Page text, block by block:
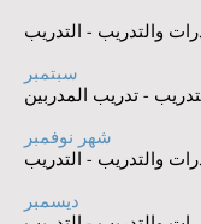
والتدريب - التدريب
سبتمبر
- تدريب المدربين
شهر نوفمبر
والتدريب - التدريب
ديسمبر